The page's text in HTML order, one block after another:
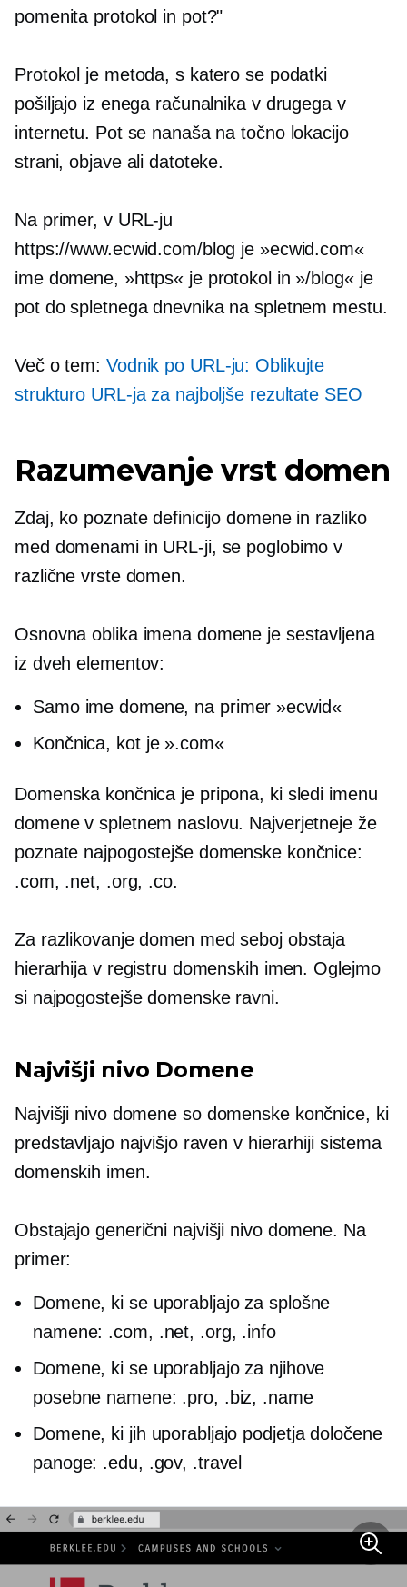
pomenita protokol in pot?"
Protokol je metoda, s katero se podatki
pošiljajo iz enega računalnika v drugega v
internetu. Pot se nanaša na točno lokacijo
strani, objave ali datoteke.
Na primer, v URL-ju
https://www.ecwid.com/blog je »ecwid.com«
ime domene, »https« je protokol in »/blog« je
pot do spletnega dnevnika na spletnem mestu.
Več o tem: Vodnik po URL-ju: Oblikujte
strukturo URL-ja za najboljše rezultate SEO
Razumevanje vrst domen
Zdaj, ko poznate definicijo domene in razliko
med domenami in URL-ji, se poglobimo v
različne vrste domen.
Osnovna oblika imena domene je sestavljena
iz dveh elementov:
Samo ime domene, na primer »ecwid«
Končnica, kot je ».com«
Domenska končnica je pripona, ki sledi imenu
domene v spletnem naslovu. Najverjetneje že
poznate najpogostejše domenske končnice:
.com, .net, .org, .co.
Za razlikovanje domen med seboj obstaja
hierarhija v registru domenskih imen. Oglejmo
si najpogostejše domenske ravni.
Najvišji nivo Domene
Najvišji nivodomene so domenske končnice, ki
predstavljajo najvišjo raven v hierarhiji sistema
domenskih imen.
Obstajajo generični najvišji nivodomene. Na
primer:
Domene, ki se uporabljajo za splošne
namene: .com, .net, .org, .info
Domene, ki se uporabljajo za njihove
posebne namene: .pro, .biz, .name
Domene, ki jih uporabljajo podjetja določene
panoge: .edu, .gov, .travel